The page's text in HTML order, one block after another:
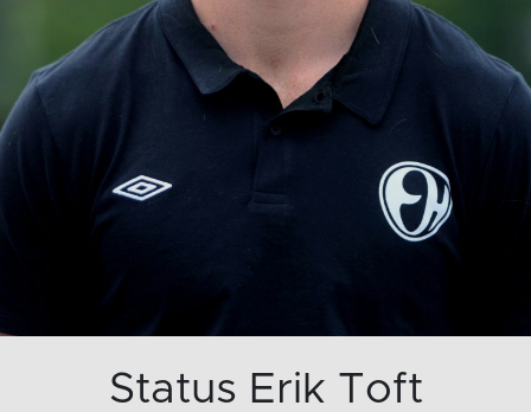
Status Erik Toft